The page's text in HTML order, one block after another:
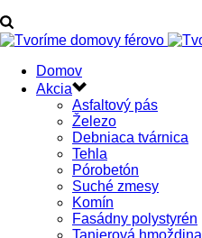
Domov
Akcia
Asfaltový pás
Železo
Debniaca tvárnica
Tehla
Pórobetón
Suché zmesy
Komín
Fasádny polystyrén
Tanierová hmoždina